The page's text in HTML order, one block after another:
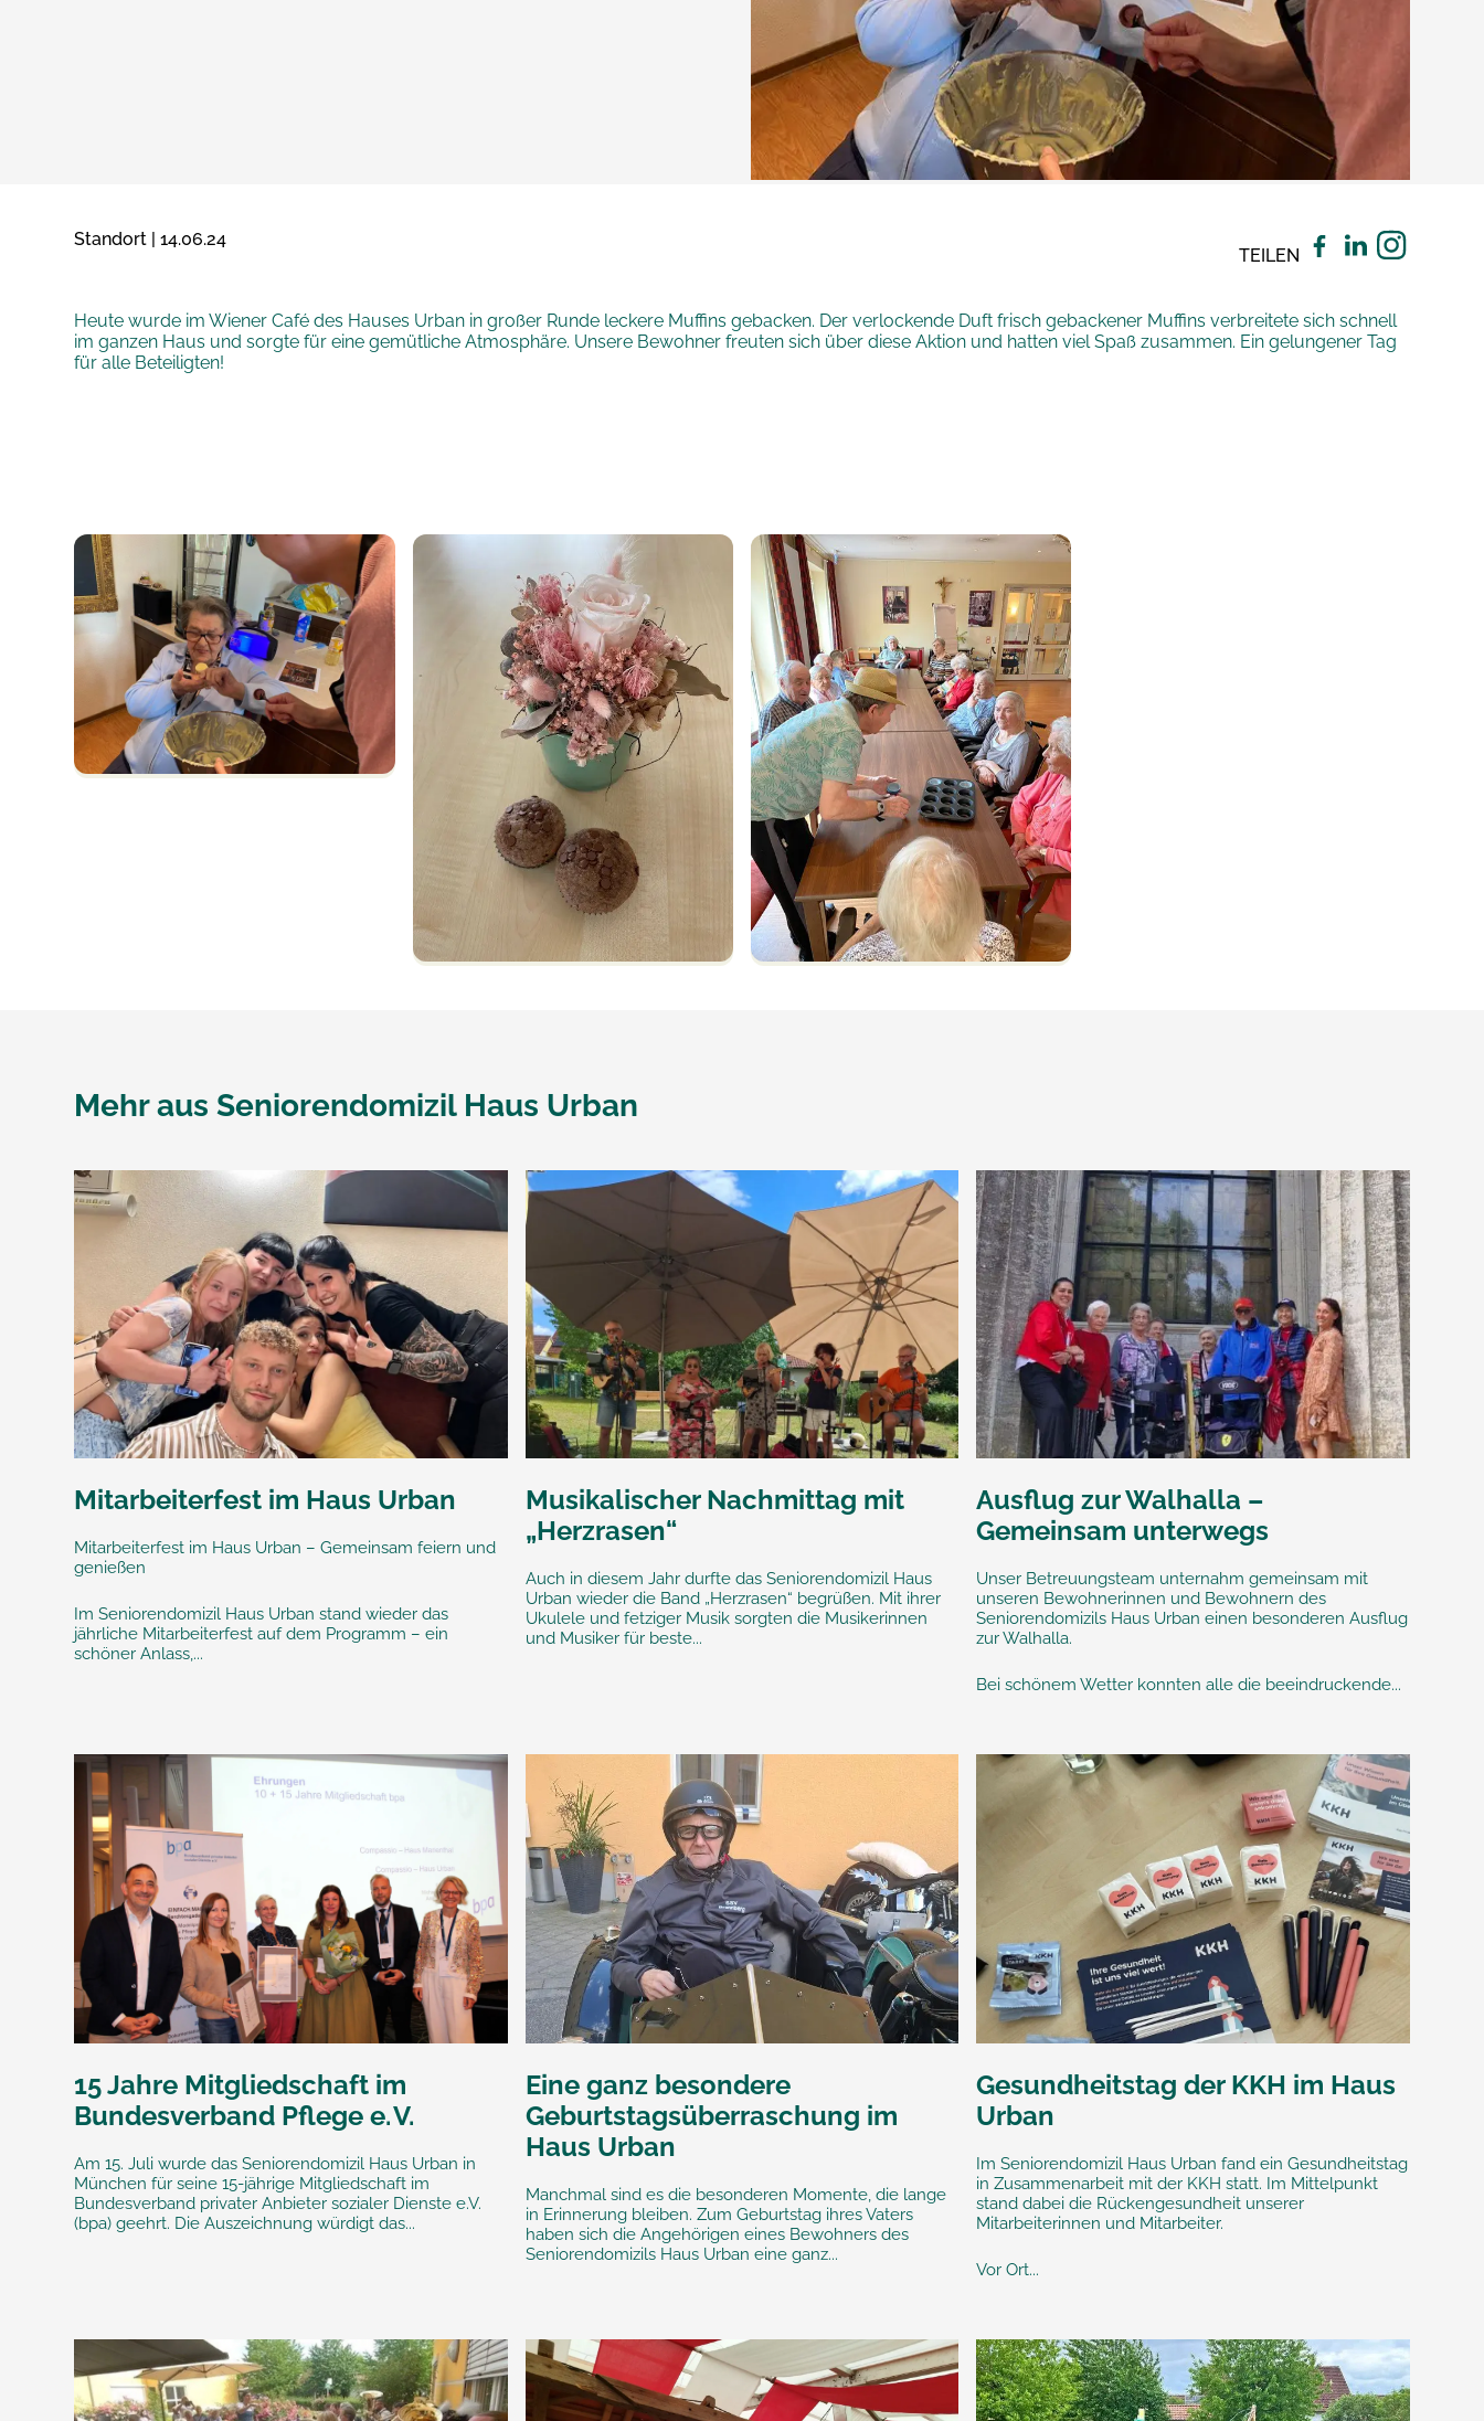
Standort | 14.06.24
TEILEN
Heute wurde im Wiener Café des Hauses Urban in großer Runde leckere Muffins gebacken. Der verlockende Duft frisch gebackener Muffins verbreitete sich schnell
im ganzen Haus und sorgte für eine gemütliche Atmosphäre. Unsere Bewohner freuten sich über diese Aktion und hatten viel Spaß zusammen. Ein gelungener Tag
für alle Beteiligten!
Mehr ausSeniorendomizil Haus Urban
Mitarbeiterfest im Haus Urban
Mitarbeiterfest im Haus Urban – Gemeinsam feiern und
genießen
Im Seniorendomizil Haus Urban stand wieder das
jährliche Mitarbeiterfest auf dem Programm – ein
schöner Anlass,...
Musikalischer Nachmittag mit
„Herzrasen“
Auch in diesem Jahr durfte das Seniorendomizil Haus
Urban wieder die Band „Herzrasen“ begrüßen. Mit ihrer
Ukulele und fetziger Musik sorgten die Musikerinnen
und Musiker für beste...
Ausflug zur Walhalla –
Gemeinsam unterwegs
Unser Betreuungsteam unternahm gemeinsam mit
unseren Bewohnerinnen und Bewohnern des
Seniorendomizils Haus Urban einen besonderen Ausflug
zur Walhalla.
Bei schönem Wetter konnten alle die beeindruckende...
15 Jahre Mitgliedschaft im
Bundesverband Pflege e. V.
Am 15. Juli wurde das Seniorendomizil Haus Urban in
München für seine 15-jährige Mitgliedschaft im
Bundesverband privater Anbieter sozialer Dienste e.V.
(bpa) geehrt. Die Auszeichnung würdigt das...
Eine ganz besondere
Geburtstagsüberraschung im
Haus Urban
Manchmal sind es die besonderen Momente, die lange
in Erinnerung bleiben. Zum Geburtstag ihres Vaters
haben sich die Angehörigen eines Bewohners des
Seniorendomizils Haus Urban eine ganz...
Gesundheitstag der KKH im Haus
Urban
Im Seniorendomizil Haus Urban fand ein Gesundheitstag
in Zusammenarbeit mit der KKH statt. Im Mittelpunkt
stand dabei die Rückengesundheit unserer
Mitarbeiterinnen und Mitarbeiter.
Vor Ort...